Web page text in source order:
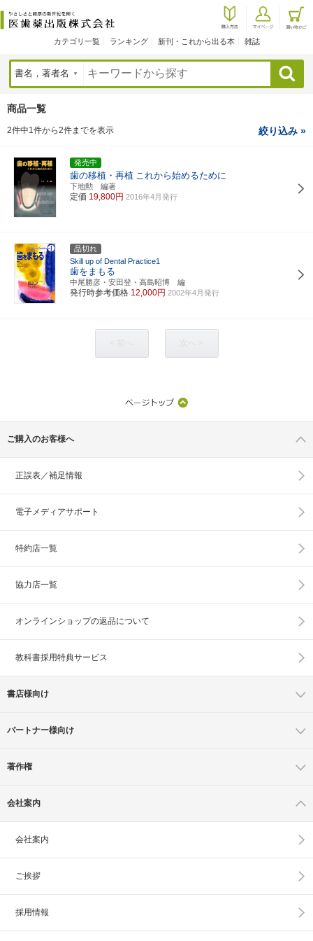
カテゴリ一覧 ランキング 新刊・これから出る本 雑誌
検索
商品一覧
2件中1件から2件までを表示 絞り込み »
発売中
歯の移植・再植 これから始めるために
下地勲 編著
定価 19,800円 2016年4月発行
品切れ
Skill up of Dental Practice1
歯をまもる
中尾勝彦・安田登・高島昭博 編
発行時参考価格 12,000円 2002年4月発行
ご購入のお客様へ
正誤表／補足情報
電子メディアサポート
特約店一覧
協力店一覧
オンラインショップの返品について
教科書採用特典サービス
書店様向け
パートナー様向け
著作権
会社案内
会社案内
ご挨拶
採用情報